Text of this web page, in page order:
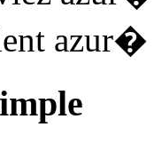
azur�